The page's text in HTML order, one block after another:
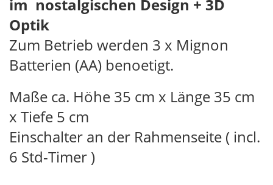
im nostalgischen Design + 3D
Optik
Zum Betrieb werden 3 x Mignon
Batterien (AA) benoetigt.
Maße ca. Höhe 35 cm x Länge 35 cm
x Tiefe 5 cm
Einschalter an der Rahmenseite ( incl.
6 Std-Timer )